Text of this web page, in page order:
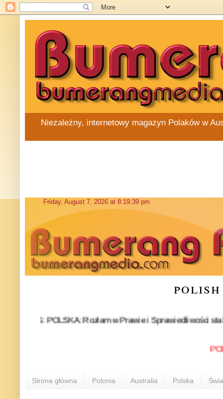
Niezależny, internetowy magazyn Polaków w
POLSKA: Rozłam w Prawie i Sprawiedliwości stał
Strona główna Polonia Australia Polska